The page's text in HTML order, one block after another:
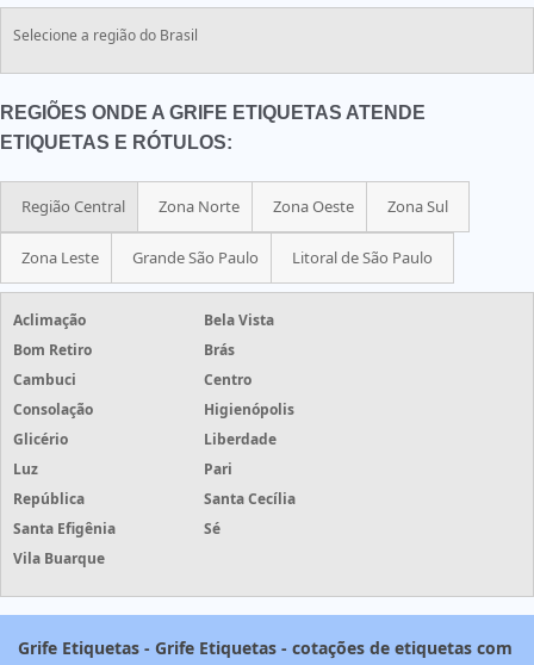
Selecione a região do Brasil
REGIÕES ONDE A GRIFE ETIQUETAS ATENDE
ETIQUETAS E RÓTULOS:
Região Central Zona Norte Zona Oeste Zona Sul
Zona Leste Grande São Paulo Litoral de São Paulo
Aclimação
Bela Vista
Bom Retiro
Brás
Cambuci
Centro
Consolação
Higienópolis
Glicério
Liberdade
Luz
Pari
República
Santa Cecília
Santa Efigênia
Sé
Vila Buarque
Grife Etiquetas - Grife Etiquetas - cotações de etiquetas com